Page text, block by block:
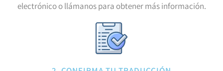
electrónico o llámanos para obtener más información.